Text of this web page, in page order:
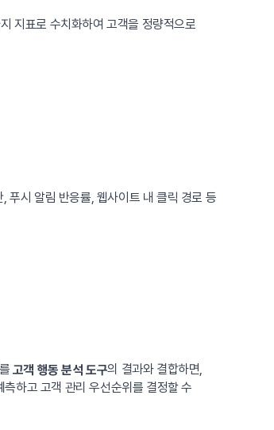
지표로 수치화하여 고객을 정량적으로
푸시 알림 반응률, 웹사이트 내 클릭 경로 등
고객 행동 분석 도구의 결과와 결합하면,
하고 고객 관리 우선순위를 결정할 수